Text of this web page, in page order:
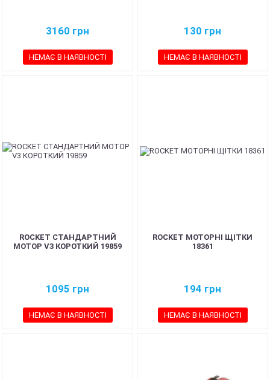
3160 грн
НЕМАЄ В НАЯВНОСТІ
130 грн
НЕМАЄ В НАЯВНОСТІ
ROCKET СТАНДАРТНИЙ
МОТОР V3 КОРОТКИЙ 19859
1095 грн
НЕМАЄ В НАЯВНОСТІ
ROCKET МОТОРНІ ЩІТКИ
18361
194 грн
НЕМАЄ В НАЯВНОСТІ